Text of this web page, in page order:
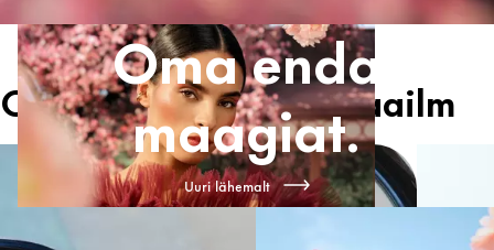
Oma enda
maagiat.
Uuri lähemalt
Catrice’i maagiline maailm